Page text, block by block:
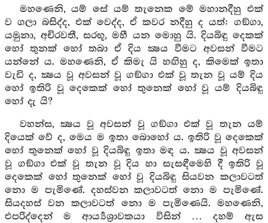
මහණෙනි, යම් සේ යම් තැනෙක මේ මහානදීහු එක්
ව ගලා බසිද්ද, එක් වෙද්ද, ඒ කවර නදීහු ද යත්: ගඞ්ගා,
යමුනා, අචිරවතී, සරභූ, මහී යන මොහු යි. දියබිඳු දෙකක්
හෝ තුනක් හෝ තබා ඒ දිය ක්‍ෂය වීමට අවසන් වීමට
යන්නේ ය. මහණෙනි, ඒ කිමැ යි හඟිහු ද, කිමෙක් ඉතා
වැඩි ද, ක්‍ෂය වූ අවසන් වූ ගඞ්ගා එක් වූ තැන වූ යම් දිය
හෝ ඉතිරි වූ දෙකෙක් හෝ තුනෙක් හෝ වූ යම් දියබිඳු
හෝ දැ යි?
වහන්ස, ක්‍ෂය වූ අවසන් වූ ගඞ්ගා එක් වූ තැන යම්
දියෙක් වේ ද, මෙය ම ඉතා බොහෝ ය. ඉතිරි වූ දෙකෙක්
හෝ තුනෙක් හෝ වූ දියබිඳු ඉතා මඳ ය. ක්‍ෂය වූ අවසන්
වූ ගඞ්ගා එක් වූ තැන වූ දිය හා සැසඳීමෙහි දී ඉතිරි වූ
දෙකෙක් හෝ තුනෙක් හෝ වූ දියබිඳු සියවන කලාවටත්
නො ම පැමිණේ. දහස්වන කලාවටත් නො ම පැමිණේ.
සියදහස් වන කලාවටත් නො ම පැමිණෙයි. මහණෙනි,
එපරිද්දෙන් ම ආර්‍ය්‍යශ්‍රාවකයා විසින් … දහම් ඇස